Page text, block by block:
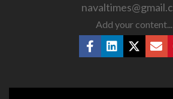
Add your content...